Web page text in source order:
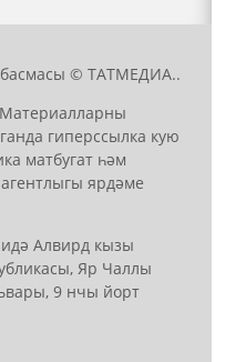
© ТАТМЕДИА..
Материалларны
гиперссылка кую
матбугат һәм
ярдәме
Алвирд кызы
Яр Чаллы
9 нчы йорт